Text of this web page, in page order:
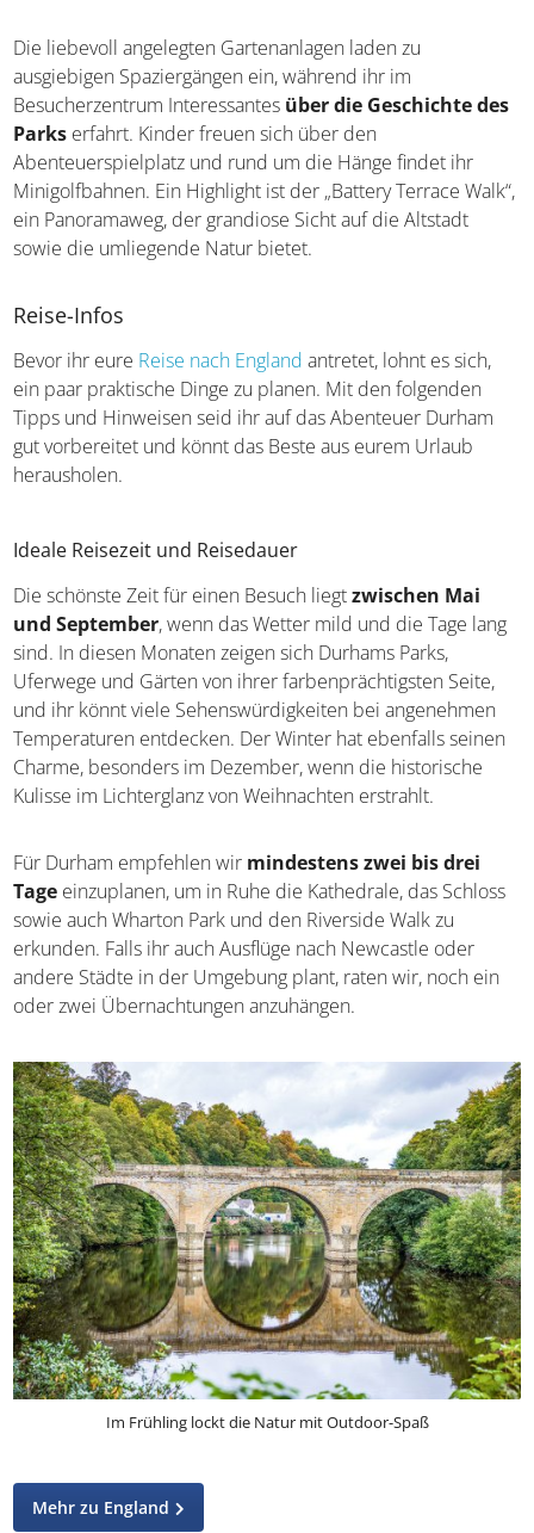
Die liebevoll angelegten Gartenanlagen laden zu
ausgiebigen Spaziergängen ein, während ihr im
Besucherzentrum Interessantes über die Geschichte des
Parks erfahrt. Kinder freuen sich über den
Abenteuerspielplatz und rund um die Hänge findet ihr
Minigolfbahnen. Ein Highlight ist der „Battery Terrace Walk“,
ein Panoramaweg, der grandiose Sicht auf die Altstadt
sowie die umliegende Natur bietet.
Reise-Infos
Bevor ihr eure Reise nach England antretet, lohnt es sich,
ein paar praktische Dinge zu planen. Mit den folgenden
Tipps und Hinweisen seid ihr auf das Abenteuer Durham
gut vorbereitet und könnt das Beste aus eurem Urlaub
herausholen.
Ideale Reisezeit und Reisedauer
Die schönste Zeit für einen Besuch liegtzwischen Mai
und September, wenn das Wetter mild und die Tage lang
sind. In diesen Monaten zeigen sich Durhams Parks,
Uferwege und Gärten von ihrer farbenprächtigsten Seite,
und ihr könnt viele Sehenswürdigkeiten bei angenehmen
Temperaturen entdecken. Der Winter hat ebenfalls seinen
Charme, besonders im Dezember, wenn die historische
Kulisse im Lichterglanz von Weihnachten erstrahlt.
Für Durham empfehlen wir mindestens zwei bis drei
Tage einzuplanen, um in Ruhe die Kathedrale, das Schloss
sowie auch Wharton Park und den Riverside Walk zu
erkunden. Falls ihr auch Ausflüge nach Newcastle oder
andere Städte in der Umgebung plant, raten wir, noch ein
oder zwei Übernachtungen anzuhängen.
Im Frühling lockt die Natur mit Outdoor-Spaß
Mehr zu England